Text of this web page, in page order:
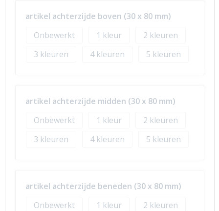
artikel achterzijde boven (30 x 80 mm)
Onbewerkt
1
2
3
4 5
artikel achterzijde midden (30 x 80 mm)
Onbewerkt
1
2
3
4 5
artikel achterzijde beneden (30 x 80 mm)
Onbewerkt
1
2